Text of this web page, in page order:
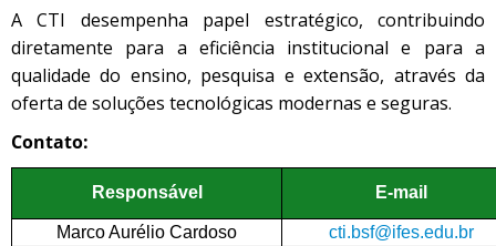
A CTI desempenha papel estratégico, contribuindo
diretamente para a eficiência institucional e para a
qualidade do ensino, pesquisa e extensão, através da
oferta de soluções tecnológicas modernas e seguras.
Contato:
Responsável E-mail
Marco Aurélio Cardoso cti.bsf@ifes.edu.br